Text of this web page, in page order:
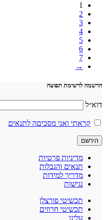
1
2
3
4
5
6
7
→
הרשמה לרשימת תפוצה
דוא״ל
קראתי ואני מסכיםה לתנאים
מדיניות פרטיות
תנאים והגבלות
מדריך למידות
נגישות
תכשיטי פורצלן
תכשיטי חרוזים
עלינו